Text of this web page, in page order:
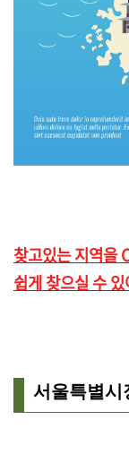
찾고있는 지역을
쉽게 찾으실 수
서울특별시